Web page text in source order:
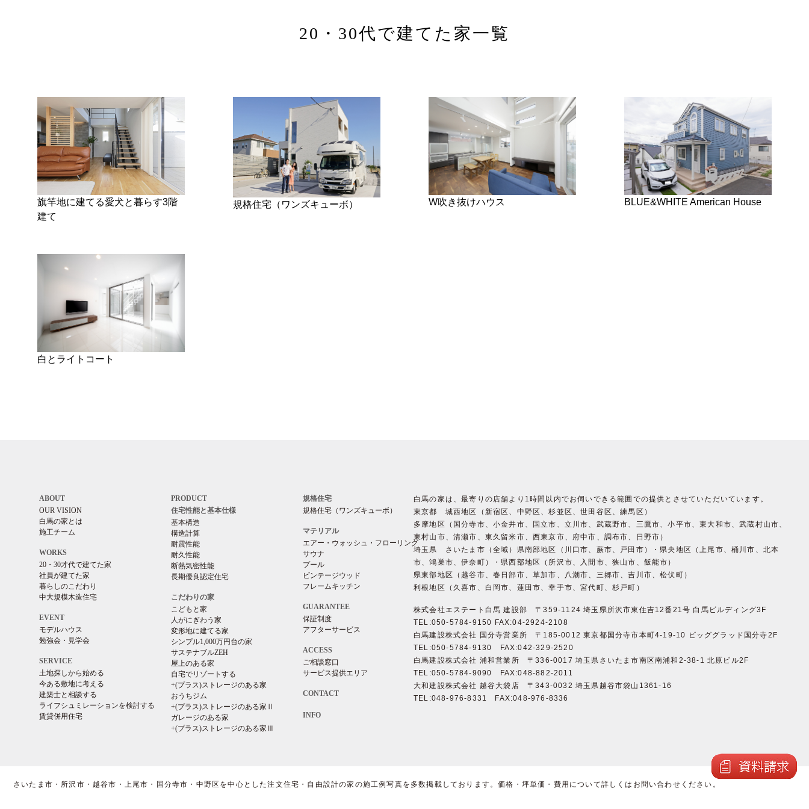
20・30代で建てた家
旗竿地に建てる愛犬と暮らす3階
建て
規格住宅（ワンズキューボ） W吹き抜けハウス BLUE&WHITE American House
白とライトコート
ABOUT
OUR VISION
白馬の家とは
施工チーム
WORKS
20・30才代で建てた家
社員が建てた家
暮らしのこだわり
中大規模木造住宅
EVENT
モデルハウス
勉強会・見学会
SERVICE
土地探しから始める
今ある敷地に考える
建築士と相談する
ライフシュミレーションを検討する
賃貸併用住宅
PRODUCT
住宅性能と基本仕様
基本構造
構造計算
耐震性能
耐久性能
断熱気密性能
長期優良認定住宅
こだわりの家
こどもと家
人がにぎわう家
変形地に建てる家
シンプル1,000万円台の家
サステナブルZEH
屋上のある家
自宅でリゾートする
+(プラス)ストレージのある家
おうちジム
+(プラス)ストレージのある家Ⅱ
ガレージのある家
+(プラス)ストレージのある家Ⅲ
規格住宅
規格住宅（ワンズキューボ）
マテリアル
エアー・ウォッシュ・フローリング
サウナ
プール
ビンテージウッド
フレームキッチン
GUARANTEE
保証制度
アフターサービス
ACCESS
ご相談窓口
サービス提供エリア
CONTACT
INFO
白馬の家は、最寄りの店舗より1時間以内でお伺いできる範囲での提供とさせていただいています。
東京都 城西地区（新宿区、中野区、杉並区、世田谷区、練馬区）
多摩地区（国分寺市、小金井市、国立市、立川市、武蔵野市、三鷹市、小平市、東大和市、武蔵村山市、
東村山市、清瀬市、東久留米市、西東京市、府中市、調布市、日野市）
埼玉県 さいたま市（全域）県南部地区（川口市、蕨市、戸田市）・県央地区（上尾市、桶川市、北本
市、鴻巣市、伊奈町）・県西部地区（所沢市、入間市、狭山市、飯能市）
県東部地区（越谷市、春日部市、草加市、八潮市、三郷市、吉川市、松伏町）
利根地区（久喜市、白岡市、蓮田市、幸手市、宮代町、杉戸町）
株式会社エステート白馬 建設部 〒359-1124 埼玉県所沢市東住吉12番21号 白馬ビルディング3F
TEL:050-5784-9150 FAX:04-2924-2108
白馬建設株式会社 国分寺営業所 〒185-0012 東京都国分寺市本町4-19-10 ビッググラッド国分寺2F
TEL:050-5784-9130 FAX:042-329-2520
白馬建設株式会社 浦和営業所 〒336-0017 埼玉県さいたま市南区南浦和2-38-1 北原ビル2F
TEL:050-5784-9090 FAX:048-882-2011
大和建設株式会社 越谷大袋店 〒343-0032 埼玉県越谷市袋山1361-16
TEL:048-976-8331 FAX:048-976-8336
さいたま市・所沢市・越谷市・上尾市・国分寺市・中野区を中心とした注文住宅・自由設計の家の施工例写真を多数掲載しております。価格・坪単価・費用について詳しくはお問い合わせください。